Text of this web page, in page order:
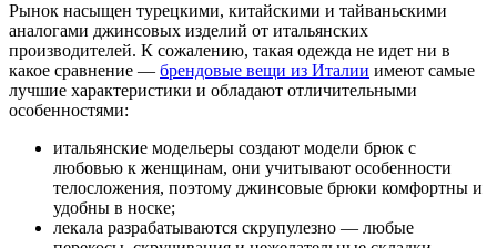
Рынок насыщен турецкими, китайскими и тайваньскими
аналогами джинсовых изделий от итальянских
производителей. К сожалению, такая одежда не идет ни в
какое сравнение — брендовые вещи из Италии имеют самые
лучшие характеристики и обладают отличительными
особенностями:
итальянские модельеры создают модели брюк с
любовью к женщинам, они учитывают особенности
телосложения, поэтому джинсовые брюки комфортны и
удобны в носке;
лекала разрабатываются скрупулезно — любые